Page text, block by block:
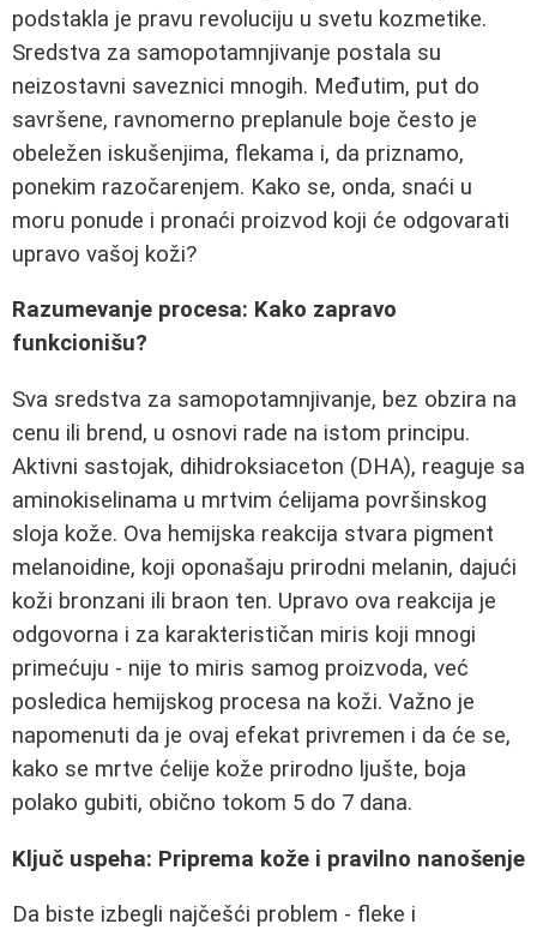
podstakla je pravu revoluciju u svetu kozmetike.
Sredstva za samopotamnjivanje postala su
neizostavni saveznici mnogih. Međutim, put do
savršene, ravnomerno preplanule boje često je
obeležen iskušenjima, flekama i, da priznamo,
ponekim razočarenjem. Kako se, onda, snaći u
moru ponude i pronaći proizvod koji će odgovarati
upravo vašoj koži?
Razumevanje procesa: Kako zapravo
funkcionišu?
Sva sredstva za samopotamnjivanje, bez obzira na
cenu ili brend, u osnovi rade na istom principu.
Aktivni sastojak, dihidroksiaceton (DHA), reaguje sa
aminokiselinama u mrtvim ćelijama površinskog
sloja kože. Ova hemijska reakcija stvara pigment
melanoidine, koji oponašaju prirodni melanin, dajući
koži bronzani ili braon ten. Upravo ova reakcija je
odgovorna i za karakterističan miris koji mnogi
primećuju - nije to miris samog proizvoda, već
posledica hemijskog procesa na koži. Važno je
napomenuti da je ovaj efekat privremen i da će se,
kako se mrtve ćelije kože prirodno ljušte, boja
polako gubiti, obično tokom 5 do 7 dana.
Ključ uspeha: Priprema kože i pravilno nanošenje
Da biste izbegli najčešći problem - fleke i